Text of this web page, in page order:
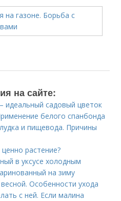
на сайте:
идеальный садовый цветок
белого спанбонда
и пищевода. Причины
растение?
в уксусе холодным
на зиму
Особенности ухода
с ней. Если малина